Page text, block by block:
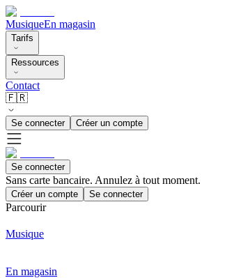
MusiqueEn magasin
Tarifs
Ressources
Contact
🇫🇷
Se connecter Créer un compte
Se connecter
Sans carte bancaire. Annulez à tout moment.
Créer un compte Se connecter
Parcourir
Musique
En magasin